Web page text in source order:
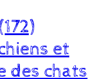
et
des chats